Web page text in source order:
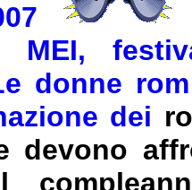
MEI,
donne
dei
devono